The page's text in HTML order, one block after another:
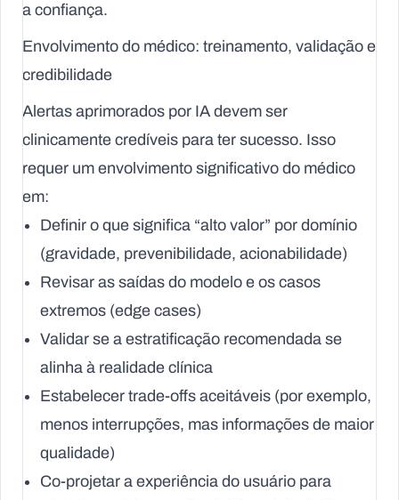
a confiança.
Envolvimento do médico: treinamento, validação e
credibilidade
Alertas aprimorados por IA devem ser
clinicamente credíveis para ter sucesso. Isso
requer um envolvimento significativo do médico
em:
Definir o que significa “alto valor” por domínio
(gravidade, prevenibilidade, acionabilidade)
Revisar as saídas do modelo e os casos
extremos (edge cases)
Validar se a estratificação recomendada se
alinha à realidade clínica
Estabelecer trade-offs aceitáveis (por exemplo,
menos interrupções, mas informações de maior
qualidade)
Co-projetar a experiência do usuário para